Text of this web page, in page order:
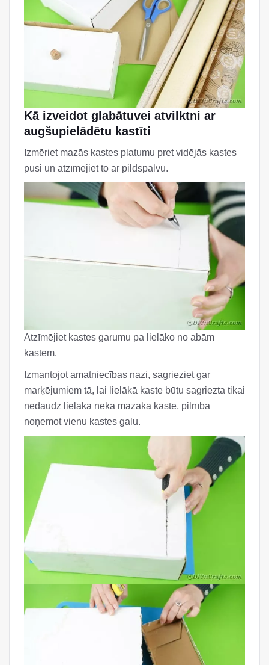
Kā izveidot glabātuvei atvilktni ar
augšupielādētu kastīti
Izmēriet mazās kastes platumu pret vidējās kastes
pusi un atzīmējiet to ar pildspalvu.
Atzīmējiet kastes garumu pa lielāko no abām
kastēm.
Izmantojot amatniecības nazi, sagrieziet gar
marķējumiem tā, lai lielākā kaste būtu sagriezta tikai
nedaudz lielāka nekā mazākā kaste, pilnībā
noņemot vienu kastes galu.